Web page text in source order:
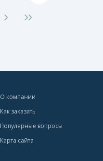
О компании
Как заказать
Популярные вопросы
Карта сайта